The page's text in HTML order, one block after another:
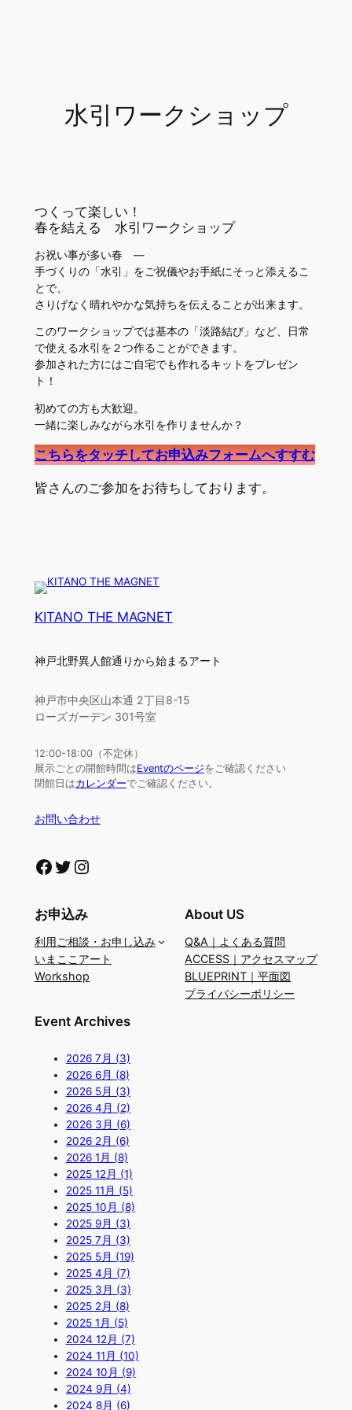
水引ワークショップ
つくって楽しい！
春を結える 水引ワークショップ
お祝い事が多い春 ―
手づくりの「水引」をご祝儀やお手紙にそっと添えるこ
とで、
さりげなく晴れやかな気持ちを伝えることが出来ます。
このワークショップでは基本の「淡路結び」など、日常
で使える水引を２つ作ることができます。
参加された方にはご自宅でも作れるキットをプレゼン
ト！
初めての方も大歓迎。
一緒に楽しみながら水引を作りませんか？
こちらをタッチしてお申込みフォームへすすむ
皆さんのご参加をお待ちしております。
KITANO THE MAGNET
神戸北野異人館通りから始まるアート
神戸市中央区山本通 2丁目8-15
ローズガーデン 301号室
12:00-18:00（不定休）
展示ごとの開館時間はEventのページをご確認ください
閉館日はカレンダーでご確認ください。
お問い合わせ
Facebook Twitter Instagram
お申込み
利用ご相談・お申し込み
いまここアート
Workshop
About US
Q&A｜よくある質問
ACCESS｜アクセスマップ
BLUEPRINT｜平面図
プライバシーポリシー
Event Archives
2026 7月 (3)
2026 6月 (8)
2026 5月 (3)
2026 4月 (2)
2026 3月 (6)
2026 2月 (6)
2026 1月 (8)
2025 12月 (1)
2025 11月 (5)
2025 10月 (8)
2025 9月 (3)
2025 7月 (3)
2025 5月 (19)
2025 4月 (7)
2025 3月 (3)
2025 2月 (8)
2025 1月 (5)
2024 12月 (7)
2024 11月 (10)
2024 10月 (9)
2024 9月 (4)
2024 8月 (6)